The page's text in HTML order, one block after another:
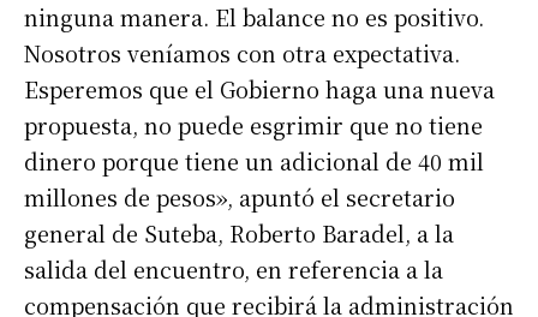
ninguna manera. El balance no es positivo.
Nosotros veníamos con otra expectativa.
Esperemos que el Gobierno haga una nueva
propuesta, no puede esgrimir que no tiene
dinero porque tiene un adicional de 40 mil
millones de pesos», apuntó el secretario
general de Suteba, Roberto Baradel, a la
salida del encuentro, en referencia a la
compensación que recibirá la administración